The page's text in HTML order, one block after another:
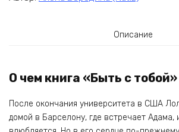
Описание
О чем книга «Быть с тобой»
После окончания университета в США
домой в Барселону, где встречает Адама,